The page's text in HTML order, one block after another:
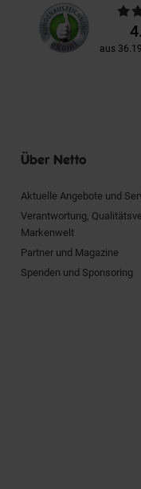
aus
Über Netto
Aktuelle Angebote und
Verantwortung,
Markenwelt
Partner und Magazine
Spenden und Sponsoring